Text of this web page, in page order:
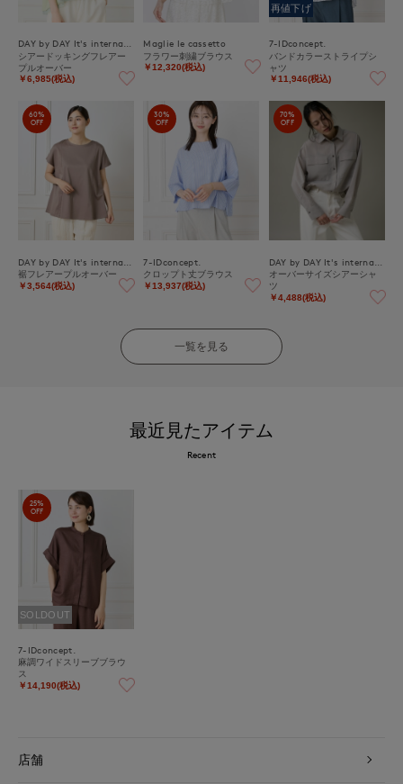
シアードッキングフレアー
プルオーバー
￥6,985(税込)
Maglie le cassetto
フラワー刺繍ブラウス
￥12,320(税込)
再値下げ
7-IDconcept.
バンドカラーストライプシ
ャツ
￥11,946(税込)
60%
OFF
裾フレアープルオーバー
￥3,564(税込)
30%
OFF
7-IDconcept.
クロップト丈ブラウス
￥13,937(税込)
70%
OFF
オーバーサイズシアーシャ
ツ
￥4,488(税込)
一覧を見る
最近見たアイテム
Recent
25%
OFF
SOLDOUT
7-IDconcept.
麻調ワイドスリーブブラウ
ス
￥14,190(税込)
店舗